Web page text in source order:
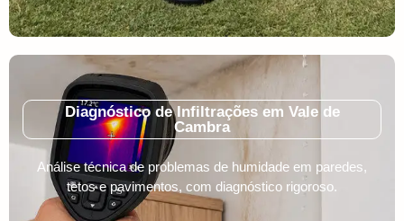
Diagnóstico de Infiltrações em Vale de
Cambra
Análise técnica de problemas de humidade em paredes,
tetos e pavimentos, com diagnóstico rigoroso.